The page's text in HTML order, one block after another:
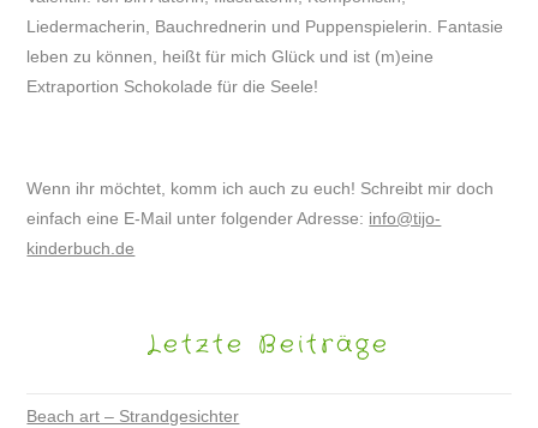
Liedermacherin, Bauchrednerin und Puppenspielerin. Fantasie
leben zu können, heißt für mich Glück und ist (m)eine
Extraportion Schokolade für die Seele!
Wenn ihr möchtet, komm ich auch zu euch! Schreibt mir doch
einfach eine E-Mail unter folgender Adresse: info@tijo-
kinderbuch.de
Letzte Beiträge
Beach art – Strandgesichter